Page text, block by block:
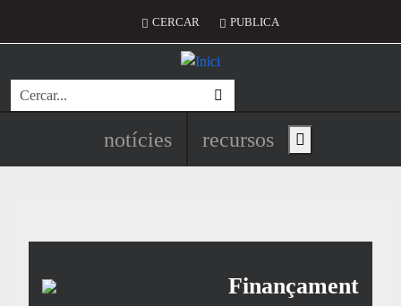
Menú del compte d'usuari
CERCAR PUBLICA
Cerca
Navegació principal de
notícies recursos Show main menu
Finançament